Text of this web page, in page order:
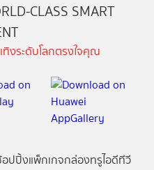
CLASS SMART
งระดับโลกตรงใจคุณ
อปปิ้งแพ็กเกจกล่องทรูไอดีทีวี